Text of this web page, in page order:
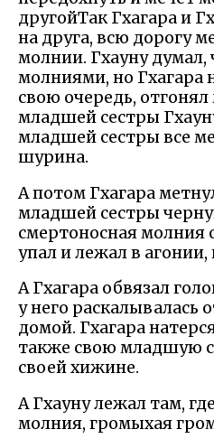
другойТак Гхагара и
на друга, всю дорогу
молнии. Гхауну думал,
молниями, но Гхагара
свою очередь,
младшей сестры
младшей сестры все
шурина.
А потом Гхагара
младшей сестры
смертоносная молния
упал и лежал в
А Гхагара обвязал
у него раскалывалась
домой. Гхагара
также свою младшую
своей хижине.
А Гхауну лежал там,
молния, громыхая